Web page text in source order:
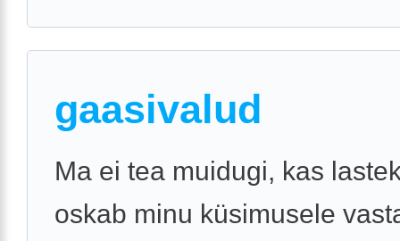
gaasivalud
Ma ei tea muidugi, kas
oskab minu küsimusele